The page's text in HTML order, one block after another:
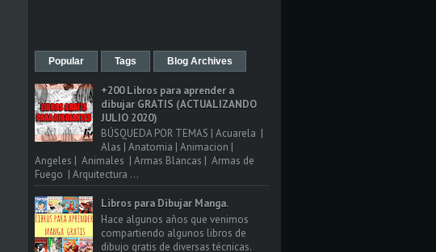
Popular Tags Blog Archives
+200 Libros para aprender a
dibujar GRATIS (ACTUALIZANDO
JULIO 2020)
BÚSQUEDA POR TEMAS | Acuarela |
Alas | Anatomia | Animacion |
Angeles | Animales | Armas Blancas | Armas de
Fuego | Arquitectura ...
Libros para Dibujar Manga.
Hace algunos años que venimos
compartiendo algunos libros de
dibujo gratis de diversas técnicas.